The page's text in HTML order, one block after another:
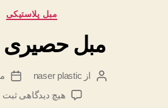
دسته‌ها
مبل پلاستیکی
مبل حصیری
نویسنده
نوشته
از naser plastic
هیچ دیدگاهیبرای
ثبت